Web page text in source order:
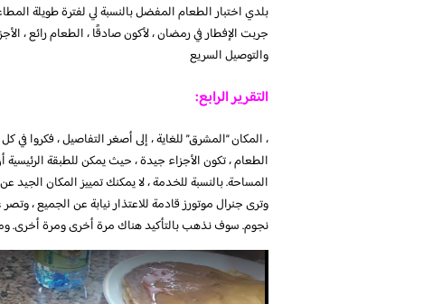
بلدي اختبار الطعام المفضل بالنسبة لي لفترة طويلة
جربت الإفطار في رمضان ، لأكون صادقًا ، الطعام رائع ،
والتوصيل السريع
التقرير الرابع:
، المكان “المشرق” للغاية ، إلى أصغر التفاصيل ، فكروا في
الطعام ، تكون الأجزاء جيدة ، حيث يمكن للطبقة
المساحة. بالنسبة للخدمة ، لا يمكنك تمييز المكان
نجوم. سوف نذهب بالتأكيد هناك مرة أخرى ومرة ​​أخرى.